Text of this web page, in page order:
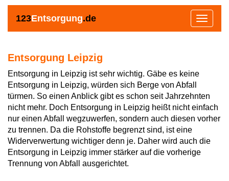
123Entsorgung.de
Toggle
Entsorgung Leipzig
Entsorgung in Leipzig ist sehr wichtig. Gäbe es keine
Entsorgung in Leipzig, würden sich Berge von Abfall
türmen. So einen Anblick gibt es schon seit Jahrzehnten
nicht mehr. Doch Entsorgung in Leipzig heißt nicht einfach
nur einen Abfall wegzuwerfen, sondern auch diesen vorher
zu trennen. Da die Rohstoffe begrenzt sind, ist eine
Widerverwertung wichtiger denn je. Daher wird auch die
Entsorgung in Leipzig immer stärker auf die vorherige
Trennung von Abfall ausgerichtet.